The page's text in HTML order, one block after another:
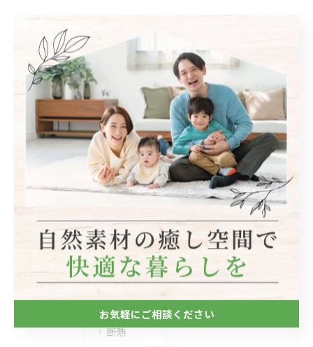
< 前のページ 一覧に戻る
関連タグ
#リフォーム #リノベーション
カテゴリー Categories
全てのカテゴリー
自然素材
フローリング
断熱
お気軽にご相談ください